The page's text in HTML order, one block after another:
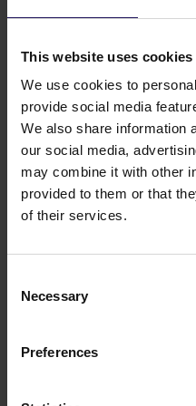
This website uses cookies
We use cookies to
provide social media
We also share information
our social media,
may combine it with other
provided to them or that
of their services.
Selection
Necessary
Preferences
dwieście osiemdziesiąt
(dziesięć groszy) każda;
dwieście czterdzieści)
nominalnej 10 gr
c. 235.440 (dwieście
czterysta czterdzieści)
nominalnej 10 gr.
d. 8.356.540 (osiem
sześć tysięcy pięćset
e. 9.961.620 (dziewięć
akcji serii D o wartości
f. 39.689.150 (trzydzieści
osiemdziesiąt dziewięć